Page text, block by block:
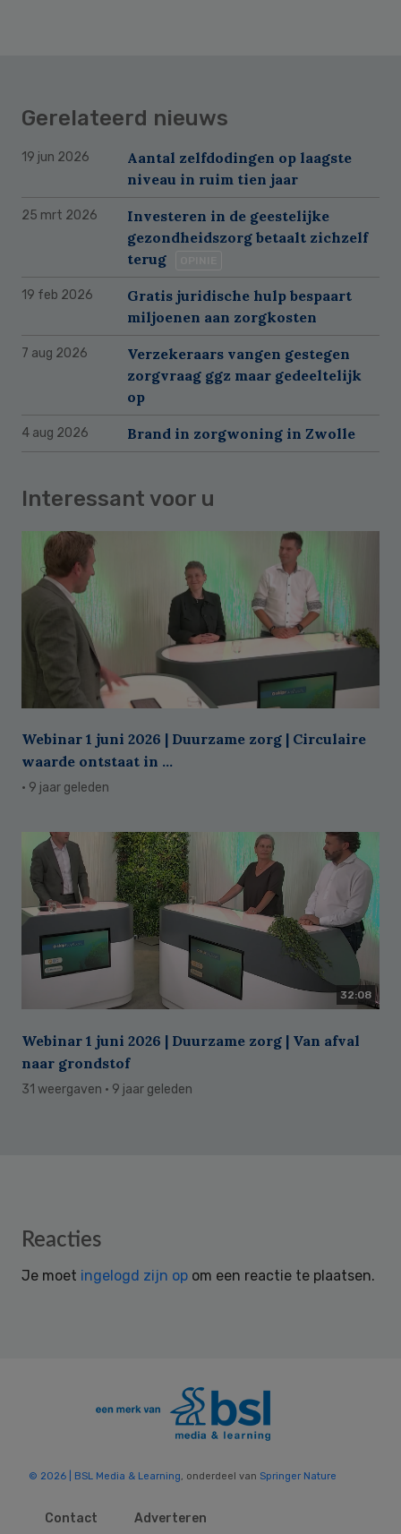
Gerelateerd nieuws
19 jun 2026
Aantal zelfdodingen op laagste
niveau in ruim tien jaar
25 mrt 2026
Investeren in de geestelijke
gezondheidszorg betaalt zichzelf
terug
19 feb 2026
Gratis juridische hulp bespaart
miljoenen aan zorgkosten
7 aug 2026
Verzekeraars vangen gestegen
zorgvraag ggz maar gedeeltelijk
op
4 aug 2026 Brand in zorgwoning in Zwolle
Interessant voor u
Webinar 1 juni 2026 | Duurzame zorg | Circulaire
waarde ontstaat in ...
· 9 jaar geleden
32:08
Webinar 1 juni 2026 | Duurzame zorg | Van afval
naar grondstof
31 weergaven · 9 jaar geleden
Reader
Reacties
Je moet ingelogd zijn op om een reactie te plaatsen.
© 2026 | BSL Media & Learning, onderdeel van Springer Nature
Contact Adverteren